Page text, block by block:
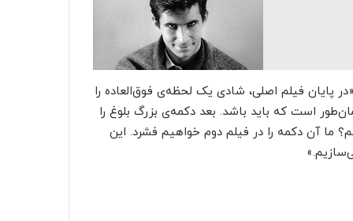
پایان فیلم اصلی، شادی یک لحظه‌ی فوق‌العاده را
است که باید باشد. بعد دکمه‌ی بزرگ بلوغ را
آن دکمه را در فیلم دوم خواهیم فشرد. این